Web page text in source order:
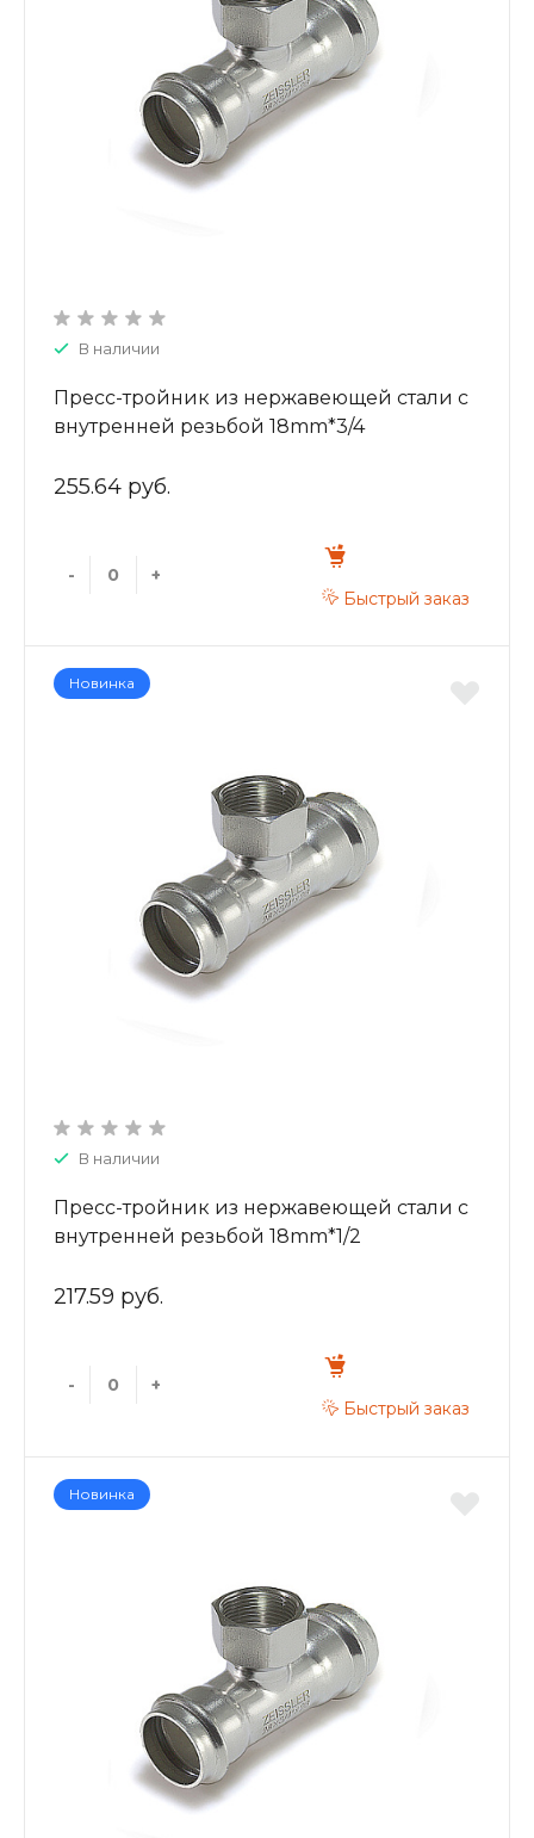
В наличии
Пресс-тройник из нержавеющей стали с
внутренней резьбой 18mm*3/4
255.64 руб.
-
+
Быстрый заказ
Новинка
В наличии
Пресс-тройник из нержавеющей стали с
внутренней резьбой 18mm*1/2
217.59 руб.
-
+
Быстрый заказ
Новинка